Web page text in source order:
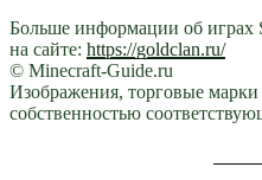
Больше информации об играх
на сайте: https://goldclan.ru/
© Minecraft-Guide.ru
Изображения, торговые
собственностью